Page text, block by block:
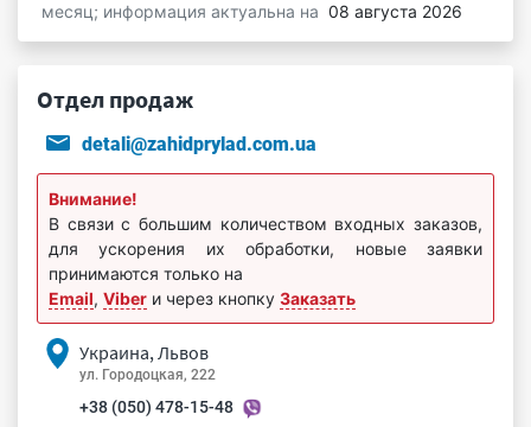
месяц; информация актуальна на 08 августа 2026
Отдел продаж
detali@zahidprylad.com.ua
Внимание!
В связи с большим количеством входных заказов,
для ускорения их обработки, новые заявки
принимаются только на
Email, Viber и через кнопку Заказать
Украина, Львов
ул. Городоцкая, 222
+38 (050) 478-15-48